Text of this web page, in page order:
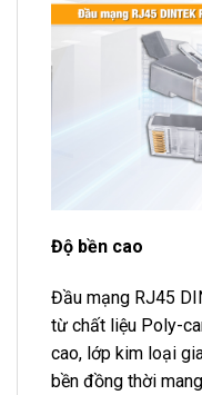
Độ bền cao
Đầu mạng RJ45
từ chất liệu Poly-
cao, lớp kim loại
bền đồng thời